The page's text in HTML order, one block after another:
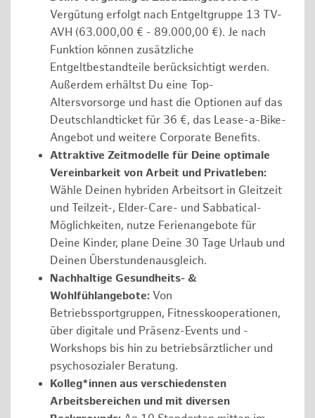
Vergütung erfolgt nach Entgeltgruppe 13 TV-
AVH (63.000,00 € - 89.000,00 €). Je nach
Funktion können zusätzliche
Entgeltbestandteile berücksichtigt werden.
Außerdem erhältst Du eine Top-
Altersvorsorge und hast die Optionen auf das
Deutschlandticket für 36 €, das Lease-a-Bike-
Angebot und weitere Corporate Benefits.
Attraktive Zeitmodelle für Deine optimale
Vereinbarkeit von Arbeit und Privatleben:
Wähle Deinen hybriden Arbeitsort in Gleitzeit
und Teilzeit-, Elder-Care- und Sabbatical-
Möglichkeiten, nutze Ferienangebote für
Deine Kinder, plane Deine 30 Tage Urlaub und
Deinen Überstundenausgleich.
Nachhaltige Gesundheits- &
Wohlfühlangebote: Von
Betriebssportgruppen, Fitnesskooperationen,
über digitale und Präsenz-Events und -
Workshops bis hin zu betriebsärztlicher und
psychosozialer Beratung.
Kolleg*innen aus verschiedensten
Arbeitsbereichen und mit diversen